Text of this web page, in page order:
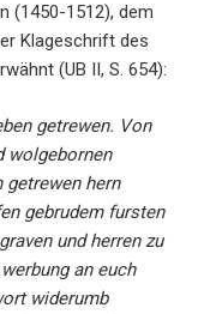
(1450-1512), dem
Klageschrift des
(UB II, S. 654):
getrewen. Von
wolgebornen
getrewen hern
gebrudem fursten
und herren zu
an euch
widerumb